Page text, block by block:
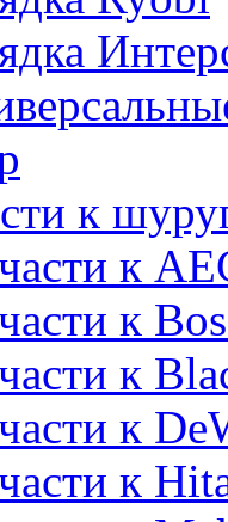
к
к
к
к
к
к